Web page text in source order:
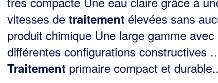
vitesses de traitement élevées sans
produit chimique Une large gamme avec
différentes configurations constructives
Traitement primaire compact et